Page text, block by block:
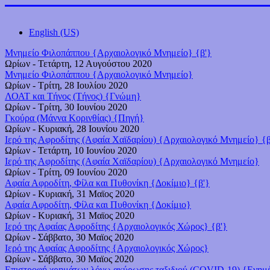
English (US)
Μνημείο Φιλοπάππου {Αρχαιολογικό Μνημείο} {β'}
Ωρίων - Τετάρτη, 12 Αυγούστου 2020
Μνημείο Φιλοπάππου {Αρχαιολογικό Μνημείο}
Ωρίων - Τρίτη, 28 Ιουλίου 2020
ΛΟΑΤ και Τήνος (Τήνος) {Γνώμη}
Ωρίων - Τρίτη, 30 Ιουνίου 2020
Γκούρα (Μάννα Κορινθίας) {Πηγή}
Ωρίων - Κυριακή, 28 Ιουνίου 2020
Ιερό της Αφροδίτης (Αφαία Χαϊδαρίου) {Αρχαιολογικό Μνημείο}
Ωρίων - Τετάρτη, 10 Ιουνίου 2020
Ιερό της Αφροδίτης (Αφαία Χαϊδαρίου) {Αρχαιολογικό Μνημείο}
Ωρίων - Τρίτη, 09 Ιουνίου 2020
Αφαία Αφροδίτη, Φίλα και Πυθονίκη {Δοκίμιο} {β'}
Ωρίων - Κυριακή, 31 Μαϊος 2020
Αφαία Αφροδίτη, Φίλα και Πυθονίκη {Δοκίμιο}
Ωρίων - Κυριακή, 31 Μαϊος 2020
Ιερό της Αφαίας Αφροδίτης {Αρχαιολογικός Χώρος} {β'}
Ωρίων - Σάββατο, 30 Μαϊος 2020
Ιερό της Αφαίας Αφροδίτης {Αρχαιολογικός Χώρος}
Ωρίων - Σάββατο, 30 Μαϊος 2020